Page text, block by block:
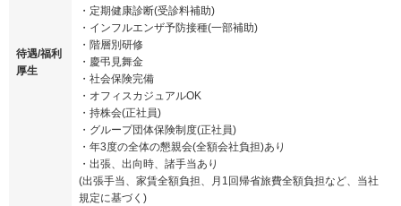
待遇/福利
厚生
・定期健康診断(受診料補助)
・インフルエンザ予防接種(一部補助)
・階層別研修
・慶弔見舞金
・社会保険完備
・オフィスカジュアルOK
・持株会(正社員)
・グループ団体保険制度(正社員)
・年3度の全体の懇親会(全額会社負担)あり
・出張、出向時、諸手当あり
(出張手当、家賃全額負担、月1回帰省旅費全額負担など、当社
規定に基づく)